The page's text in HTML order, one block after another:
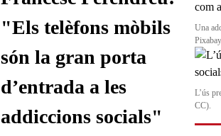
"Els telèfons mòbils
són la gran porta
d’entrada a les
addiccions socials"
Una
L’ús
CC).